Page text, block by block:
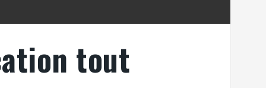
tout